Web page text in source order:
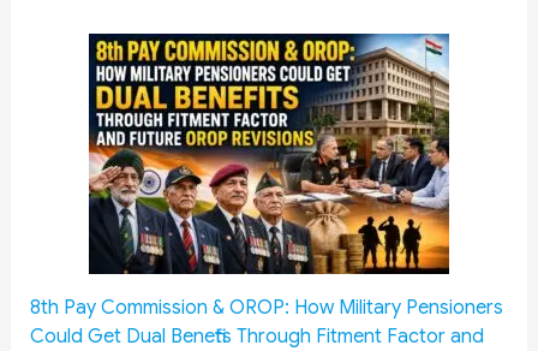
8th Pay Commission & OROP: How Military Pensioners
Could Get Dual Benefits Through Fitment Factor and